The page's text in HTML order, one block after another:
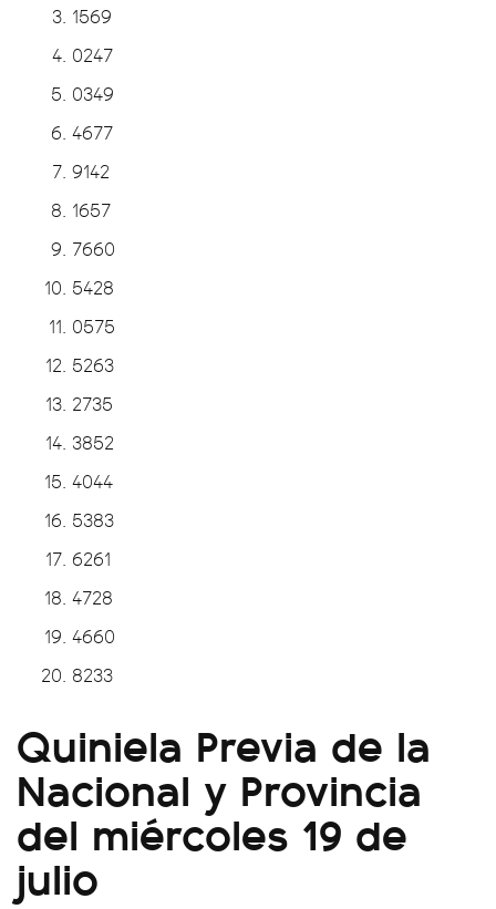
1569
0247
0349
4677
9142
1657
7660
5428
0575
5263
2735
3852
4044
5383
6261
4728
4660
8233
Quiniela Previa de la
Nacional y Provincia
del miércoles 19 de
julio